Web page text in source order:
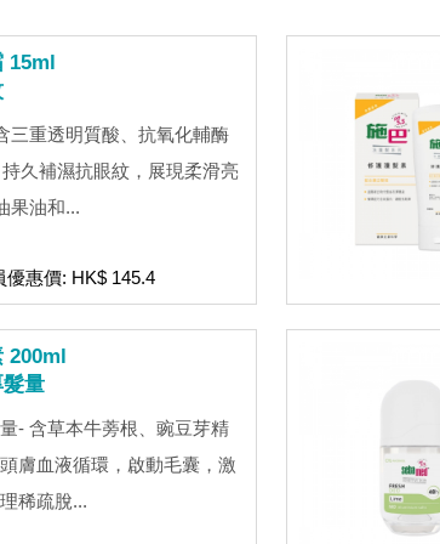
15ml
三重透明質酸、抗氧化輔酶
久補濕抗眼紋，展現柔滑亮
果油和...
優惠價: HK$ 145.4
200ml
量
- 含草本牛蒡根、豌豆芽精
膚血液循環，啟動毛囊，激
稀疏脫...